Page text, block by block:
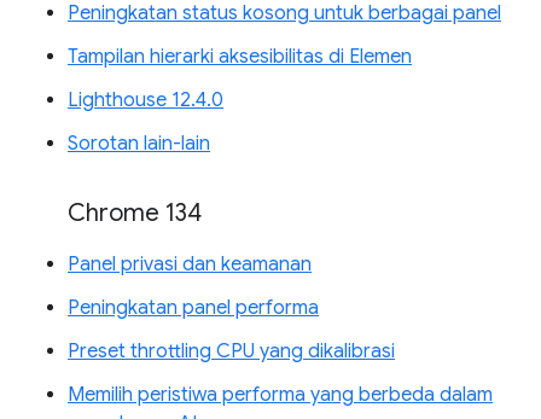
Peningkatan status kosong untuk berbagai panel
Tampilan hierarki aksesibilitas di Elemen
Lighthouse 12.4.0
Sorotan lain-lain
Chrome 134
Panel privasi dan keamanan
Peningkatan panel performa
Preset throttling CPU yang dikalibrasi
Memilih peristiwa performa yang berbeda dalam